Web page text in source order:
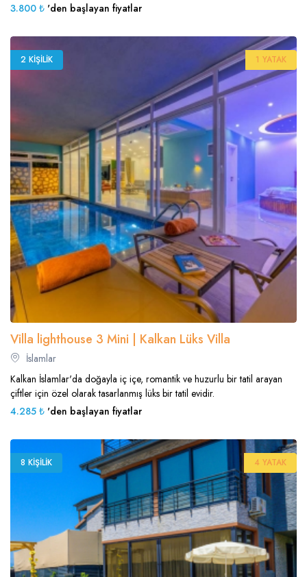
3.800 ₺ 'den başlayan fiyatlar
2 KIŞILIK 1 YATAK
Villa lighthouse 3 Mini | Kalkan Lüks Villa
İslamlar
Kalkan İslamlar'da doğayla iç içe, romantik ve huzurlu bir tatil arayan
çiftler için özel olarak tasarlanmış lüks bir tatil evidir.
4.285 ₺ 'den başlayan fiyatlar
8 KIŞILIK 4 YATAK